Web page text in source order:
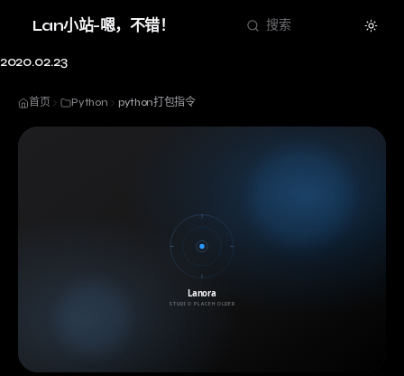
Lan小站-嗯，不错！ 搜索
Theme
2020.02.23
首页 Python python打包指令